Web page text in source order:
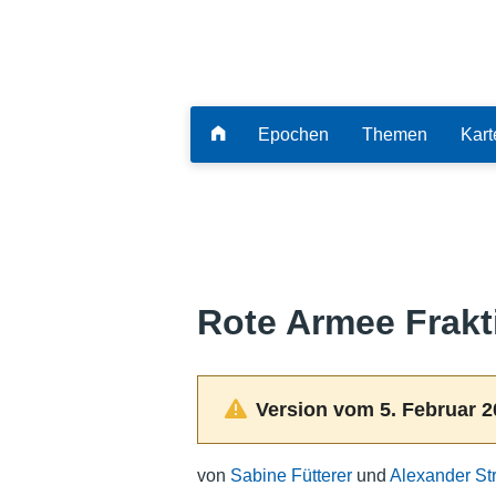
Epochen Themen
Rote Armee
Version vom 5. Februar
von Sabine Füttererund Alexander